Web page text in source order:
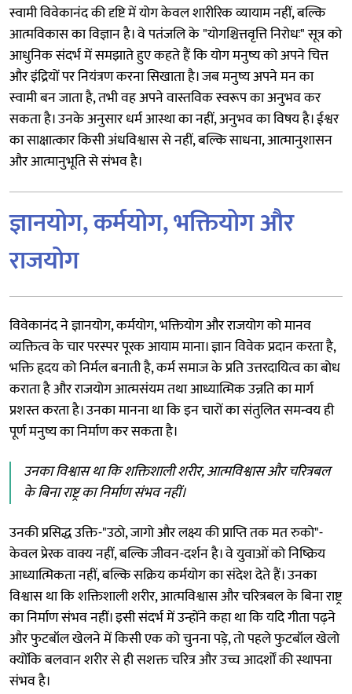
स्वामी विवेकानंद की दृष्टि में योग केवल शारीरिक व्यायाम नहीं, बल्कि
आत्मविकास का विज्ञान है। वे पतंजलि के "योगश्चित्तवृत्ति निरोधः" सूत्र को
आधुनिक संदर्भ में समझाते हुए कहते हैं कि योग मनुष्य को अपने चित्त
और इंद्रियों पर नियंत्रण करना सिखाता है। जब मनुष्य अपने मन का
स्वामी बन जाता है, तभी वह अपने वास्तविक स्वरूप का अनुभव कर
सकता है। उनके अनुसार धर्म आस्था का नहीं, अनुभव का विषय है। ईश्वर
का साक्षात्कार किसी अंधविश्वास से नहीं, बल्कि साधना, आत्मानुशासन
और आत्मानुभूति से संभव है।
ज्ञानयोग, कर्मयोग, भक्तियोग और
राजयोग
विवेकानंद ने ज्ञानयोग, कर्मयोग, भक्तियोग और राजयोग को मानव
व्यक्तित्व के चार परस्पर पूरक आयाम माना। ज्ञान विवेक प्रदान करता है,
भक्ति हृदय को निर्मल बनाती है, कर्म समाज के प्रति उत्तरदायित्व का बोध
कराता है और राजयोग आत्मसंयम तथा आध्यात्मिक उन्नति का मार्ग
प्रशस्त करता है। उनका मानना था कि इन चारों का संतुलित समन्वय ही
पूर्ण मनुष्य का निर्माण कर सकता है।
उनका विश्वास था कि शक्तिशाली शरीर, आत्मविश्वास और चरित्रबल
के बिना राष्ट्र का निर्माण संभव नहीं।
उनकी प्रसिद्ध उक्ति-"उठो, जागो और लक्ष्य की प्राप्ति तक मत रुको"-
केवल प्रेरक वाक्य नहीं, बल्कि जीवन-दर्शन है। वे युवाओं को निष्क्रिय
आध्यात्मिकता नहीं, बल्कि सक्रिय कर्मयोग का संदेश देते हैं। उनका
विश्वास था कि शक्तिशाली शरीर, आत्मविश्वास और चरित्रबल के बिना राष्ट्र
का निर्माण संभव नहीं। इसी संदर्भ में उन्होंने कहा था कि यदि गीता पढ़ने
और फुटबॉल खेलने में किसी एक को चुनना पड़े, तो पहले फुटबॉल खेलो
क्योंकि बलवान शरीर से ही सशक्त चरित्र और उच्च आदर्शों की स्थापना
संभव है।